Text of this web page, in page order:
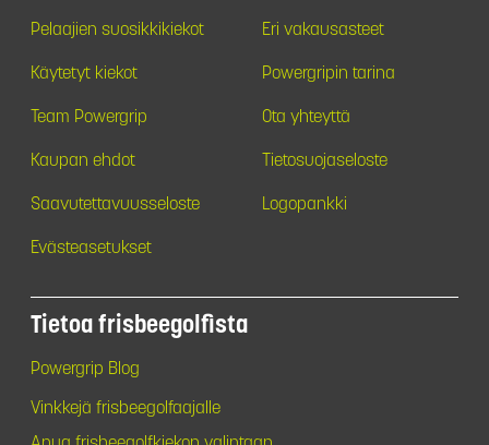
Pelaajien suosikkikiekot Eri vakausasteet
Käytetyt kiekot Powergripin tarina
Team Powergrip Ota yhteyttä
Kaupan ehdot Tietosuojaseloste
Saavutettavuusseloste Logopankki
Evästeasetukset
Tietoa frisbeegolfista
Powergrip Blog
Vinkkejä frisbeegolfaajalle